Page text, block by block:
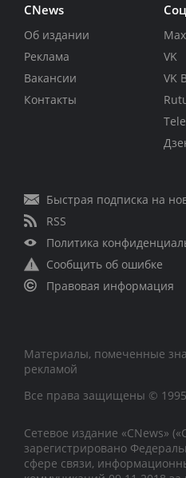
CNews
Об издании
Реклама
Вакансии
Контакты
Max
VK
VK
Быстрая подписка на
RSS
Политика
Сообщить об ошибке
Правовая информация
Материалы, помеченные
рекламой
Все права защищены © 1995
Сетевое издание «CNews»
зарегистрировано
сфере связи,